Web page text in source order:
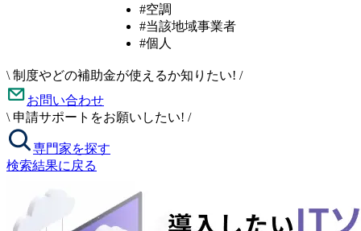
#空調
#当該地域事業者
#個人
\ 制度やどの補助金が使えるか知りたい! /
お問い合わせ
\ 申請サポートをお願いしたい! /
専門家を探す
検索結果に戻る